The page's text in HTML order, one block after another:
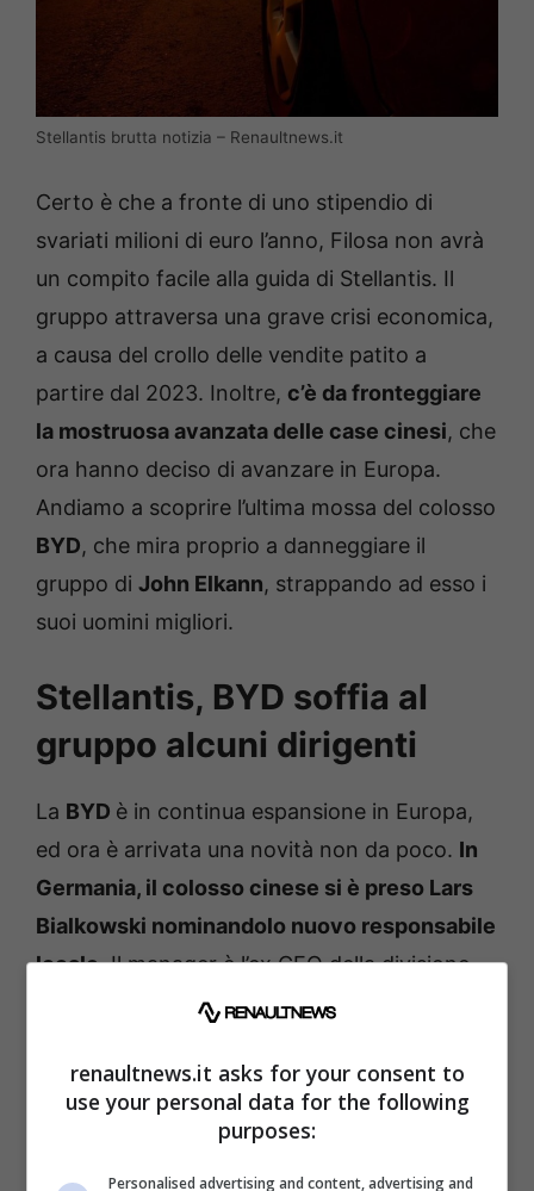
Stellantis brutta notizia – Renaultnews.it
Certo è che a fronte di uno stipendio di
svariati milioni di euro l’anno, Filosa non avrà
un compito facile alla guida di Stellantis. Il
gruppo attraversa una grave crisi economica,
a causa del crollo delle vendite patito a
partire dal 2023. Inoltre, c’è da fronteggiare
la mostruosa avanzata delle case cinesi, che
ora hanno deciso di avanzare in Europa.
Andiamo a scoprire l’ultima mossa del colosso
BYD, che mira proprio a danneggiare il
gruppo di John Elkann, strappando ad esso i
suoi uomini migliori.
Stellantis, BYD soffia al
gruppo alcuni dirigenti
La BYD è in continua espansione in Europa,
ed ora è arrivata una novità non da poco. In
Germania, il colosso cinese si è preso Lars
Bialkowski nominandolo nuovo responsabile
locale. Il manager è l’ex CEO della divisione
tedesca di Stellantis, e vanta una lunga
divenendo così un profondo conoscitore del
mercato locale. La squadra tedesca di BYD si
renaultnews.it asks for your consent to
use your personal data for the following
purposes:
Personalised advertising and content, advertising and